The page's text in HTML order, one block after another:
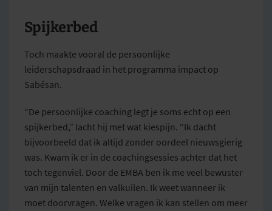
Spijkerbed
Toch maakte vooral de persoonlijke
leiderschapsdraad in het programma impact op
Sabésan.
“De persoonlijke coaching legt je soms echt op een
spijkerbed,” lacht hij met wat kiespijn. “Ik dacht
bijvoorbeeld dat ik altijd zonder oordeel nieuwsgierig
was. Kwam ik er in de coachingsessies achter dat het
toch tegenviel. Door de EMBA ben ik me veel bewuster
van mijn talenten en valkuilen. Ik weet wanneer ik
moet doorvragen. Welke vragen ik kan stellen om meer